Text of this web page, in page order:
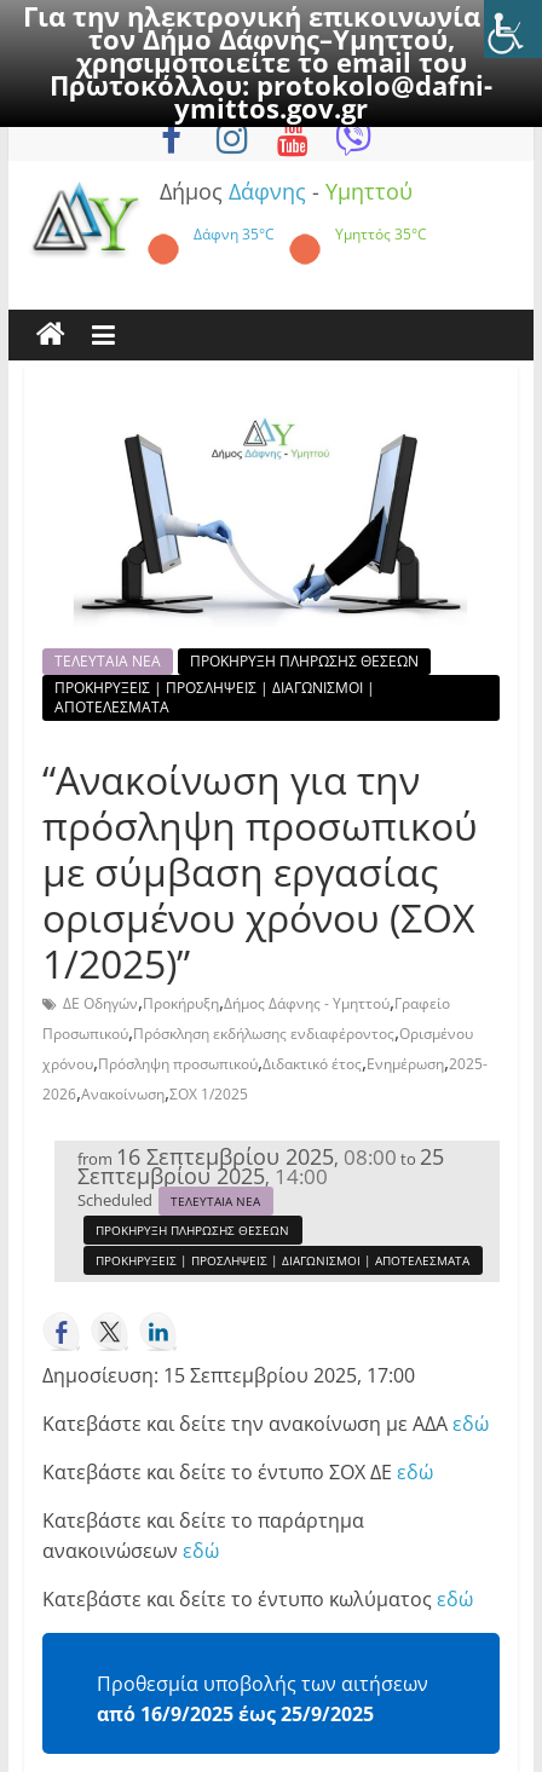
Για την ηλεκτρονική επικοινωνία με
τον Δήμο Δάφνης–Υμηττού,
χρησιμοποιείτε το email του
Πρωτοκόλλου:protokolo@dafni-
ymittos.gov.gr
to
Σάββατο, 8 Αυγούστου 2026
Δήμος Δάφνης - Υμηττού
Δάφνη35°C Υμηττός35°C
ΤΕΛΕΥΤΑΙΑ ΝΕΑ
ΠΡΟΚΗΡΥΞΗ ΠΛΗΡΩΣΗΣ ΘΕΣΕΩΝ
ΠΡΟΚΗΡΥΞΕΙΣ | ΠΡΟΣΛΗΨΕΙΣ | ΔΙΑΓΩΝΙΣΜΟΙ |
ΑΠΟΤΕΛΕΣΜΑΤΑ
“Ανακοίνωση για την
πρόσληψη προσωπικού
με σύμβαση εργασίας
ορισμένου χρόνου (ΣΟΧ
1/2025)”
ΔΕ Οδηγών,Προκήρυξη,Δήμος Δάφνης - Υμηττού,Γραφείο
Προσωπικού,Πρόσκληση εκδήλωσης ενδιαφέροντος,Ορισμένου
χρόνου,Πρόσληψη προσωπικού,Διδακτικό έτος,Ενημέρωση,2025-
2026,Ανακοίνωση,ΣΟΧ 1/2025
from 16 Σεπτεμβρίου 2025, 08:00 to 25
Σεπτεμβρίου 2025, 14:00
Scheduled
ΤΕΛΕΥΤΑΙΑ ΝΕΑ
ΠΡΟΚΗΡΥΞΗ ΠΛΗΡΩΣΗΣ ΘΕΣΕΩΝ
ΠΡΟΚΗΡΥΞΕΙΣ | ΠΡΟΣΛΗΨΕΙΣ | ΔΙΑΓΩΝΙΣΜΟΙ | ΑΠΟΤΕΛΕΣΜΑΤΑ
Δημοσίευση: 15 Σεπτεμβρίου 2025, 17:00
Κατεβάστε και δείτε την ανακοίνωση με ΑΔΑεδώ
Κατεβάστε και δείτε το έντυπο ΣΟΧ ΔΕ εδώ
Κατεβάστε και δείτε το παράρτημα
ανακοινώσεων εδώ
Κατεβάστε και δείτε το έντυπο κωλύματος εδώ
Προθεσμία υποβολής των αιτήσεων
από 16/9/2025 έως 25/9/2025